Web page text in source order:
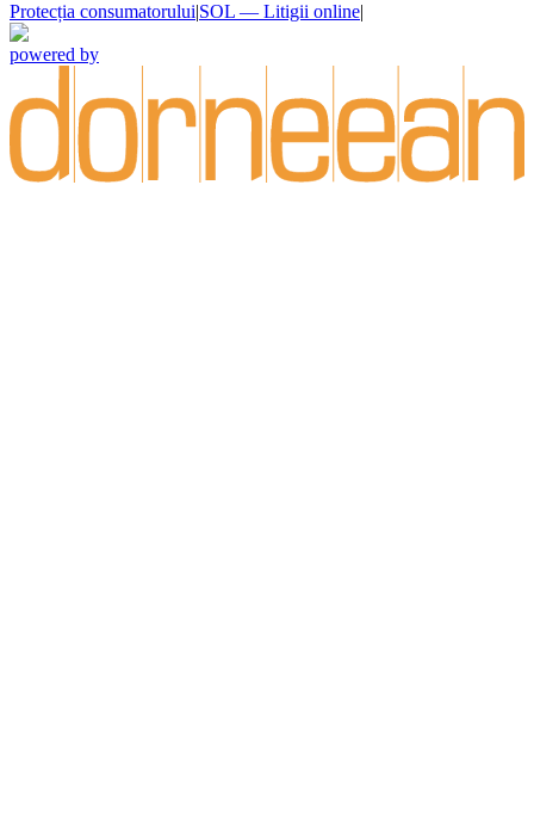
Protecția consumatorului|SOL — Litigii online|
powered by